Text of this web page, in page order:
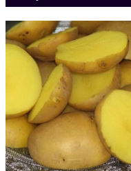
Məhkəmə və hüquq
Ekologiya
Zəfər - 5
Gənclər və İdman
Media və QHT
Hadisə
Sağlamlıq
Sosium
Mənəvi dəyərlər
Texnologiya
Mətbuat-150